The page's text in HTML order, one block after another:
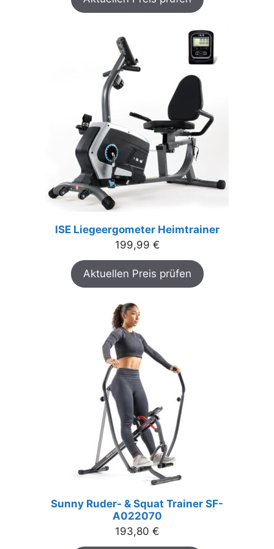
ISE Liegeergometer Heimtrainer
199,99 €
Aktuellen Preis prüfen
Sunny Ruder- & Squat Trainer SF-
A022070
193,80 €